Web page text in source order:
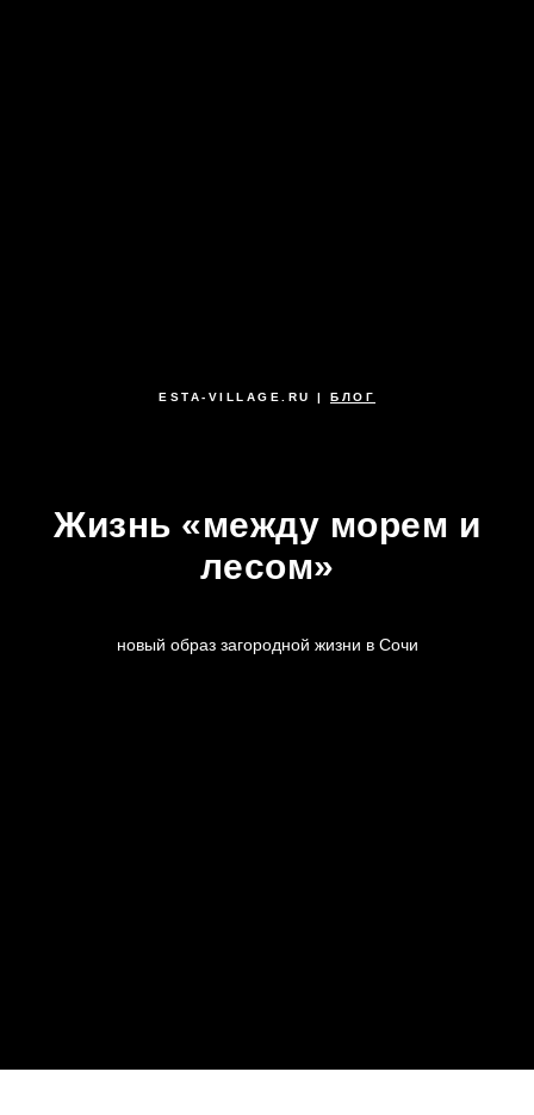
ESTA-VILLAGE.RU | БЛОГ
Жизнь «между морем и
лесом»
новый образ загородной жизни в Сочи